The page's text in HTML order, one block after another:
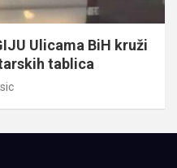
Ulicama BiH kruži
tablica